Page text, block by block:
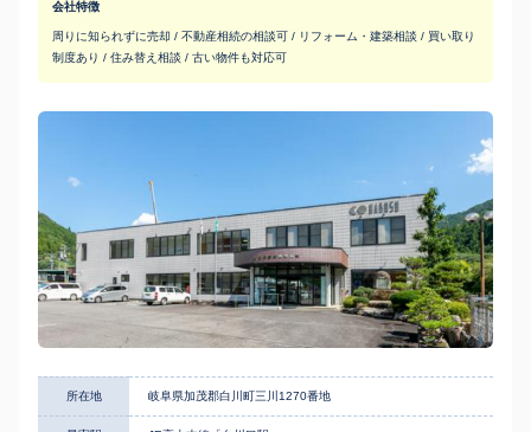
会社特徴
周りに知られずに売却 / 不動産相続の相談可 / リフォーム・建築相談 / 買い取り
制度あり / 住み替え相談 / 古い物件も対応可
所在地 岐阜県加茂郡白川町三川1270番地